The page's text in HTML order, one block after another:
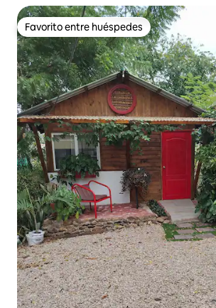
Favorito entre huéspedes
Favorito entre huéspedes